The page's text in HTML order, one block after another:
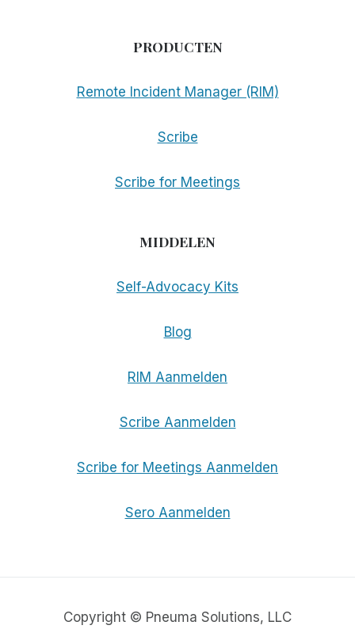
PRODUCTEN
Remote Incident Manager (RIM)
Scribe
Scribe for Meetings
MIDDELEN
Self-Advocacy Kits
Blog
RIM Aanmelden
Scribe Aanmelden
Scribe for Meetings Aanmelden
Sero Aanmelden
Copyright © Pneuma Solutions, LLC